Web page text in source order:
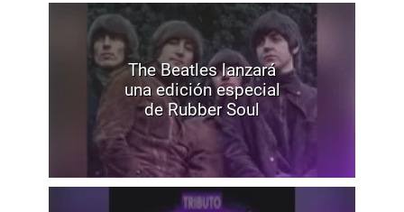
The Beatles lanzará
una edición especial
de Rubber Soul